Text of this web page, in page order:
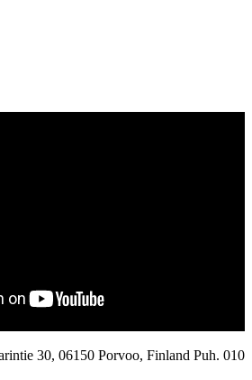
30, 06150 Porvoo, Finland Puh. 010